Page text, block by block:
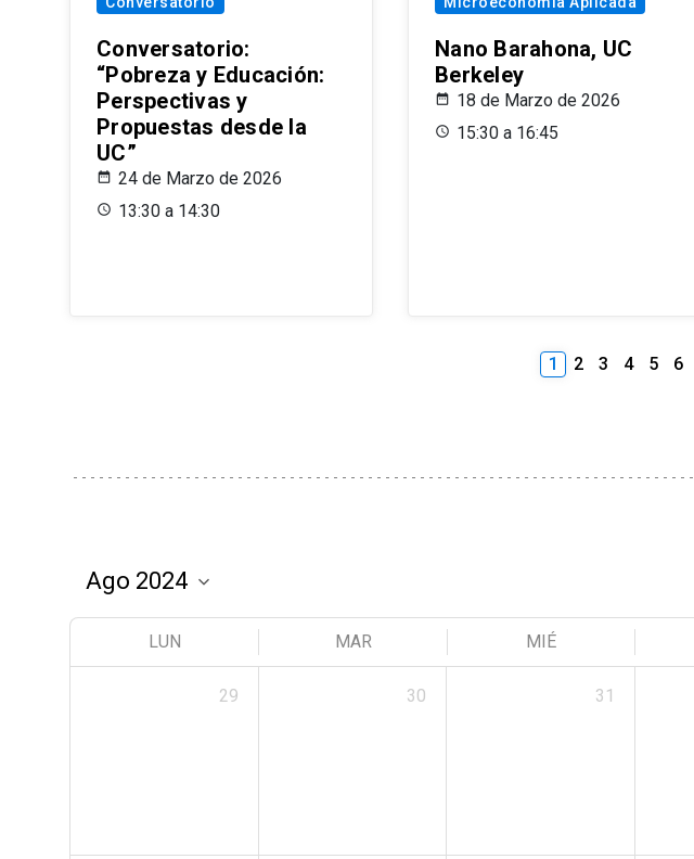
Conversatorio:
“Pobreza y Educación:
Perspectivas y
Propuestas desde la
UC”
24 de Marzo de 2026
13:30 a 14:30
Nano Barahona, UC
Berkeley
18 de Marzo de 2026
15:30 a 16:45
1 2 3 4 5 6
LUN MAR MIÉ
29 30 31